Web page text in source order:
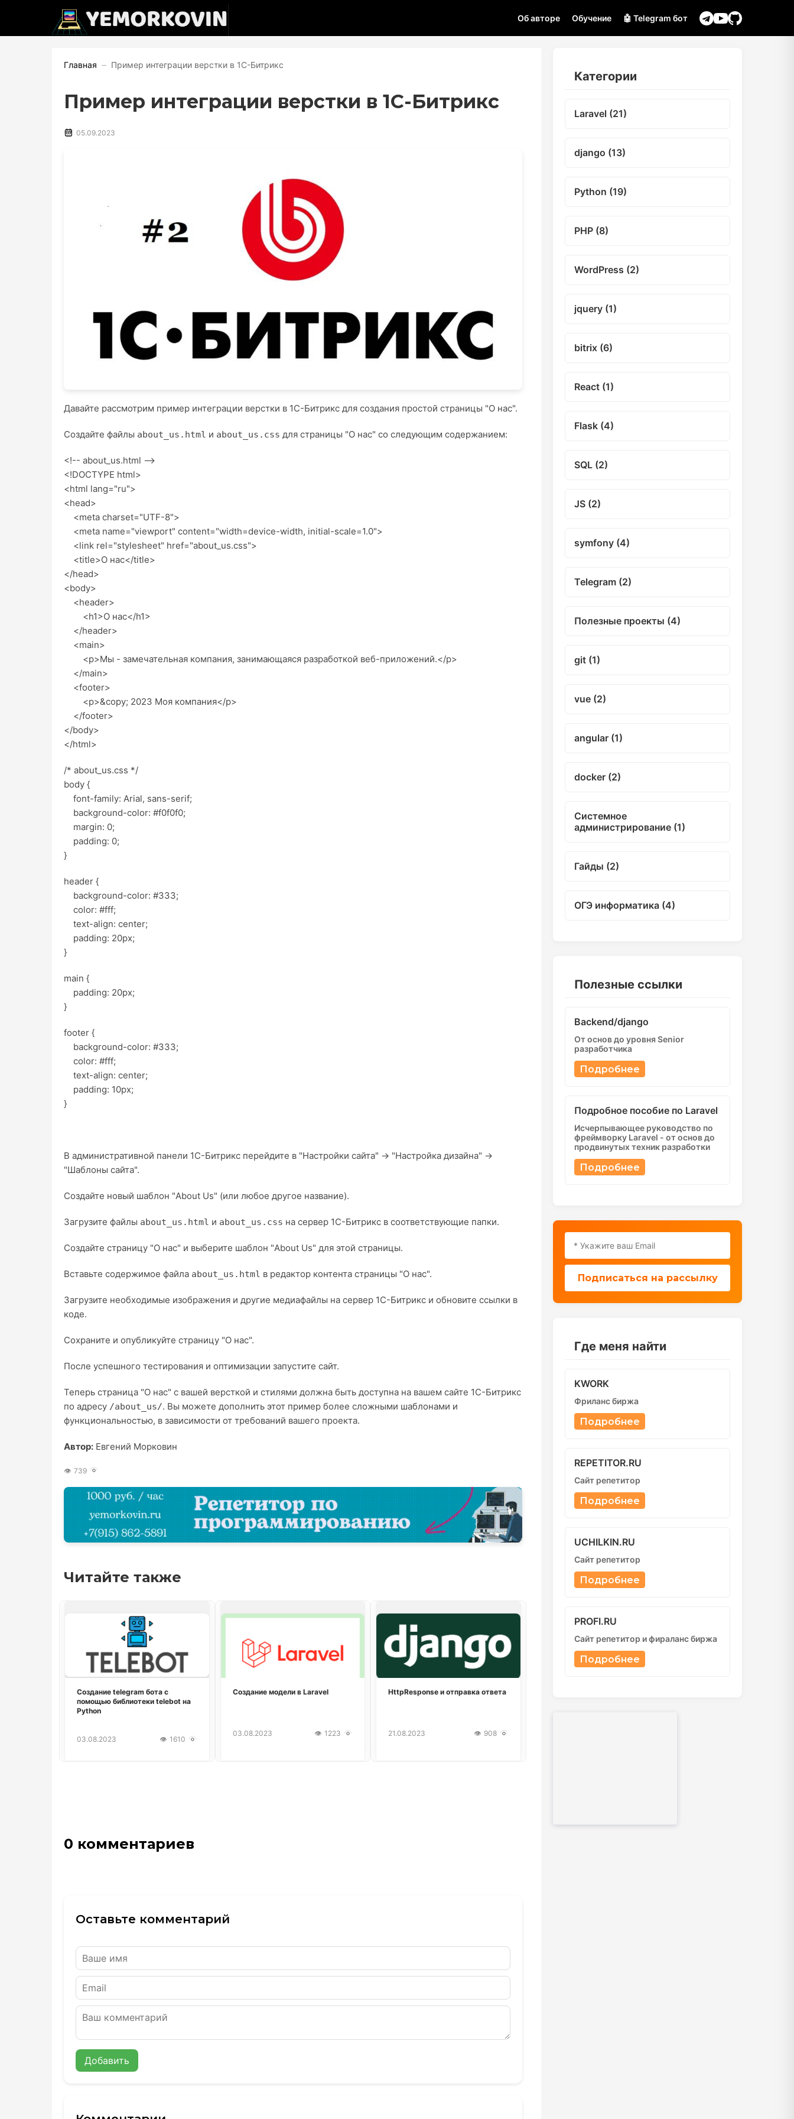
Об авторе Обучение 🤖 Telegram бот
Главная Пример интеграции верстки в 1С-Битрикс
Пример интеграции верстки в 1С-Битрикс
05.09.2023
Давайте рассмотрим пример интеграции верстки в 1С-Битрикс для создания простой страницы "О нас".
Создайте файлы about_us.html и about_us.css для страницы "О нас" со следующим содержанием:
<!-- about_us.html -->
<!DOCTYPE html>
<html lang="ru">
<head>
<meta charset="UTF-8">
<meta name="viewport" content="width=device-width, initial-scale=1.0">
<link rel="stylesheet" href="about_us.css">
<title>О нас</title>
</head>
<body>
<header>
<h1>О нас</h1>
</header>
<main>
<p>Мы - замечательная компания, занимающаяся разработкой веб-приложений.</p>
</main>
<footer>
<p>&copy; 2023 Моя компания</p>
</footer>
</body>
</html>
/* about_us.css */
body {
font-family: Arial, sans-serif;
background-color: #f0f0f0;
margin: 0;
padding: 0;
}
header {
background-color: #333;
color: #fff;
text-align: center;
padding: 20px;
}
main {
padding: 20px;
}
footer {
background-color: #333;
color: #fff;
text-align: center;
padding: 10px;
}
В административной панели 1С-Битрикс перейдите в "Настройки сайта" -> "Настройка дизайна" ->
"Шаблоны сайта".
Создайте новый шаблон "About Us" (или любое другое название).
Загрузите файлы about_us.html и about_us.css на сервер 1С-Битрикс в соответствующие папки.
Создайте страницу "О нас" и выберите шаблон "About Us" для этой страницы.
Вставьте содержимое файла about_us.html в редактор контента страницы "О нас".
Загрузите необходимые изображения и другие медиафайлы на сервер 1С-Битрикс и обновите ссылки в
коде.
Сохраните и опубликуйте страницу "О нас".
После успешного тестирования и оптимизации запустите сайт.
Теперь страница "О нас" с вашей версткой и стилями должна быть доступна на вашем сайте 1С-Битрикс
по адресу /about_us/. Вы можете дополнить этот пример более сложными шаблонами и
функциональностью, в зависимости от требований вашего проекта.
Автор: Евгений Морковин
739
Читайте также
Создание telegram бота с
помощью библиотеки telebot на
Python
03.08.2023 1610
Создание модели в Laravel
03.08.2023 1223
HttpResponse и отправка ответа
21.08.2023 908
0 комментариев
Оставьте комментарий
Добавить
Категории
Laravel (21)
django (13)
Python (19)
PHP (8)
WordPress (2)
jquery (1)
bitrix (6)
React (1)
Flask (4)
SQL (2)
JS (2)
symfony (4)
Telegram (2)
Полезные проекты (4)
git (1)
vue (2)
angular (1)
docker (2)
Системное
администрирование (1)
Гайды (2)
ОГЭ информатика (4)
Полезные ссылки
Backend/django
От основ до уровня Senior
разработчика
Подробнее
Подробное пособие по Laravel
Исчерпывающее руководство по
фреймворку Laravel - от основ до
продвинутых техник разработки
Подробнее
Где меня найти
KWORK
Фриланс биржа
Подробнее
REPETITOR.RU
Сайт репетитор
Подробнее
UCHILKIN.RU
Сайт репетитор
Подробнее
PROFI.RU
Сайт репетитор и фираланс биржа
Подробнее